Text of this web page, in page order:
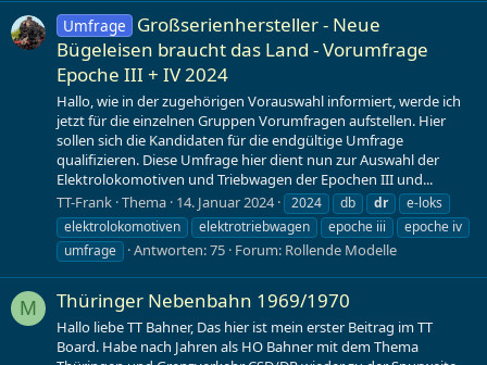
Umfrage
Großserienhersteller - Neue
Bügeleisen braucht das Land - Vorumfrage
Epoche III + IV 2024
Hallo, wie in der zugehörigen Vorauswahl informiert, werde ich
jetzt für die einzelnen Gruppen Vorumfragen aufstellen. Hier
sollen sich die Kandidaten für die endgültige Umfrage
qualifizieren. Diese Umfrage hier dient nun zur Auswahl der
Elektrolokomotiven und Triebwagen der Epochen III und...
TT-Frank Thema 14. Januar 2024 2024 db dr
e-loks
elektrolokomotiven
elektrotriebwagen epoche iii
epoche iv
umfrage
Antworten: 75 Forum: Rollende Modelle
M Thüringer Nebenbahn 1969/1970
Hallo liebe TT Bahner, Das hier ist mein erster Beitrag im TT
Board. Habe nach Jahren als HO Bahner mit dem Thema